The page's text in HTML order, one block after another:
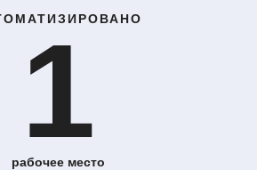
1
рабочее место